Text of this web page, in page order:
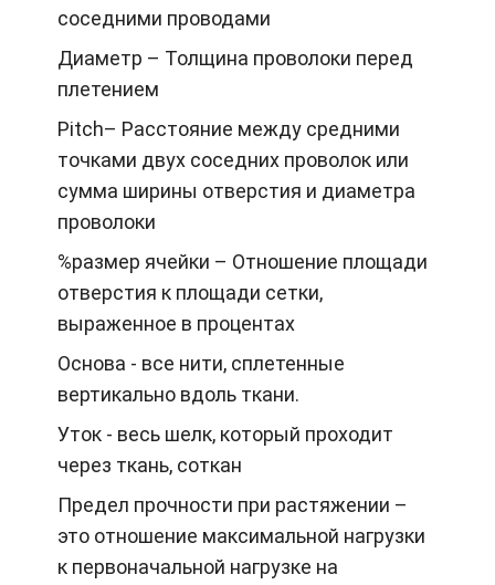
соседними проводами
Диаметр – Толщина проволоки перед
плетением
Pitch– Расстояние между средними
точками двух соседних проволок или
сумма ширины отверстия и диаметра
проволоки
%размер ячейки – Отношение площади
отверстия к площади сетки,
выраженное в процентах
Основа - все нити, сплетенные
вертикально вдоль ткани.
Уток - весь шелк, который проходит
через ткань, соткан
Предел прочности при растяжении –
это отношение максимальной нагрузки
к первоначальной нагрузке на